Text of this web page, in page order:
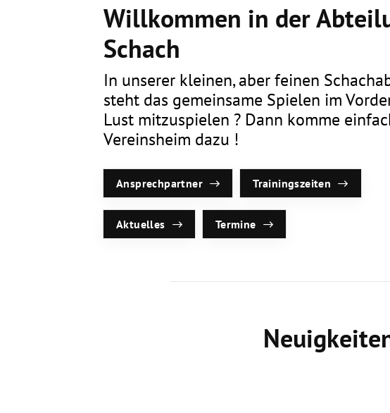
Willkommen in der
Schach
In unserer kleinen, aber feinen
steht das gemeinsame Spielen im
Lust mitzuspielen ? Dann komme
Vereinsheim dazu !
Ansprechpartner Trainingszeiten
Aktuelles Termine
Quicklinks
Sportangebote finden
Unser Sportangebot
Sportsuche
Ausfälle und Vertretungen